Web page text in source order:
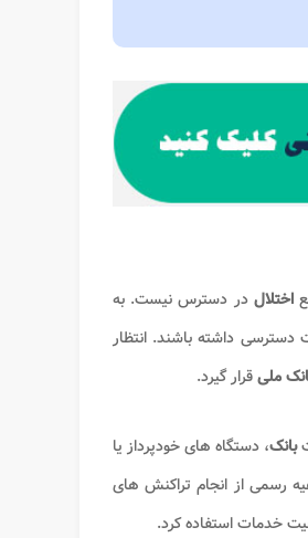
اختلال در دسترس نیست. به
دسترسی داشته باشند. انتظار
ملیقرار گیرد.
بانک، دستگاه‌ های خودپرداز یا
رسمی از انجام تراکنش‌ های
خدمات استفاده کرد.